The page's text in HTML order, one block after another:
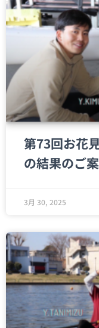
第73回お花
の結果のご
3月 30, 2025